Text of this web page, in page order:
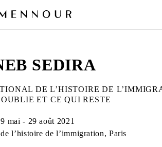
SEDIRA
DE L’HISTOIRE DE
ET CE QUI RESTE
mai - 29 août 2021
l’histoire de l’immigration, Paris